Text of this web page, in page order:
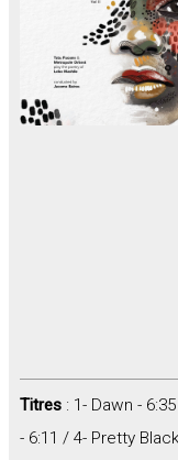
Titres : 1- Dawn -
- 6:11 / 4- Pretty